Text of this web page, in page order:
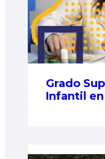
Grado
Infantil